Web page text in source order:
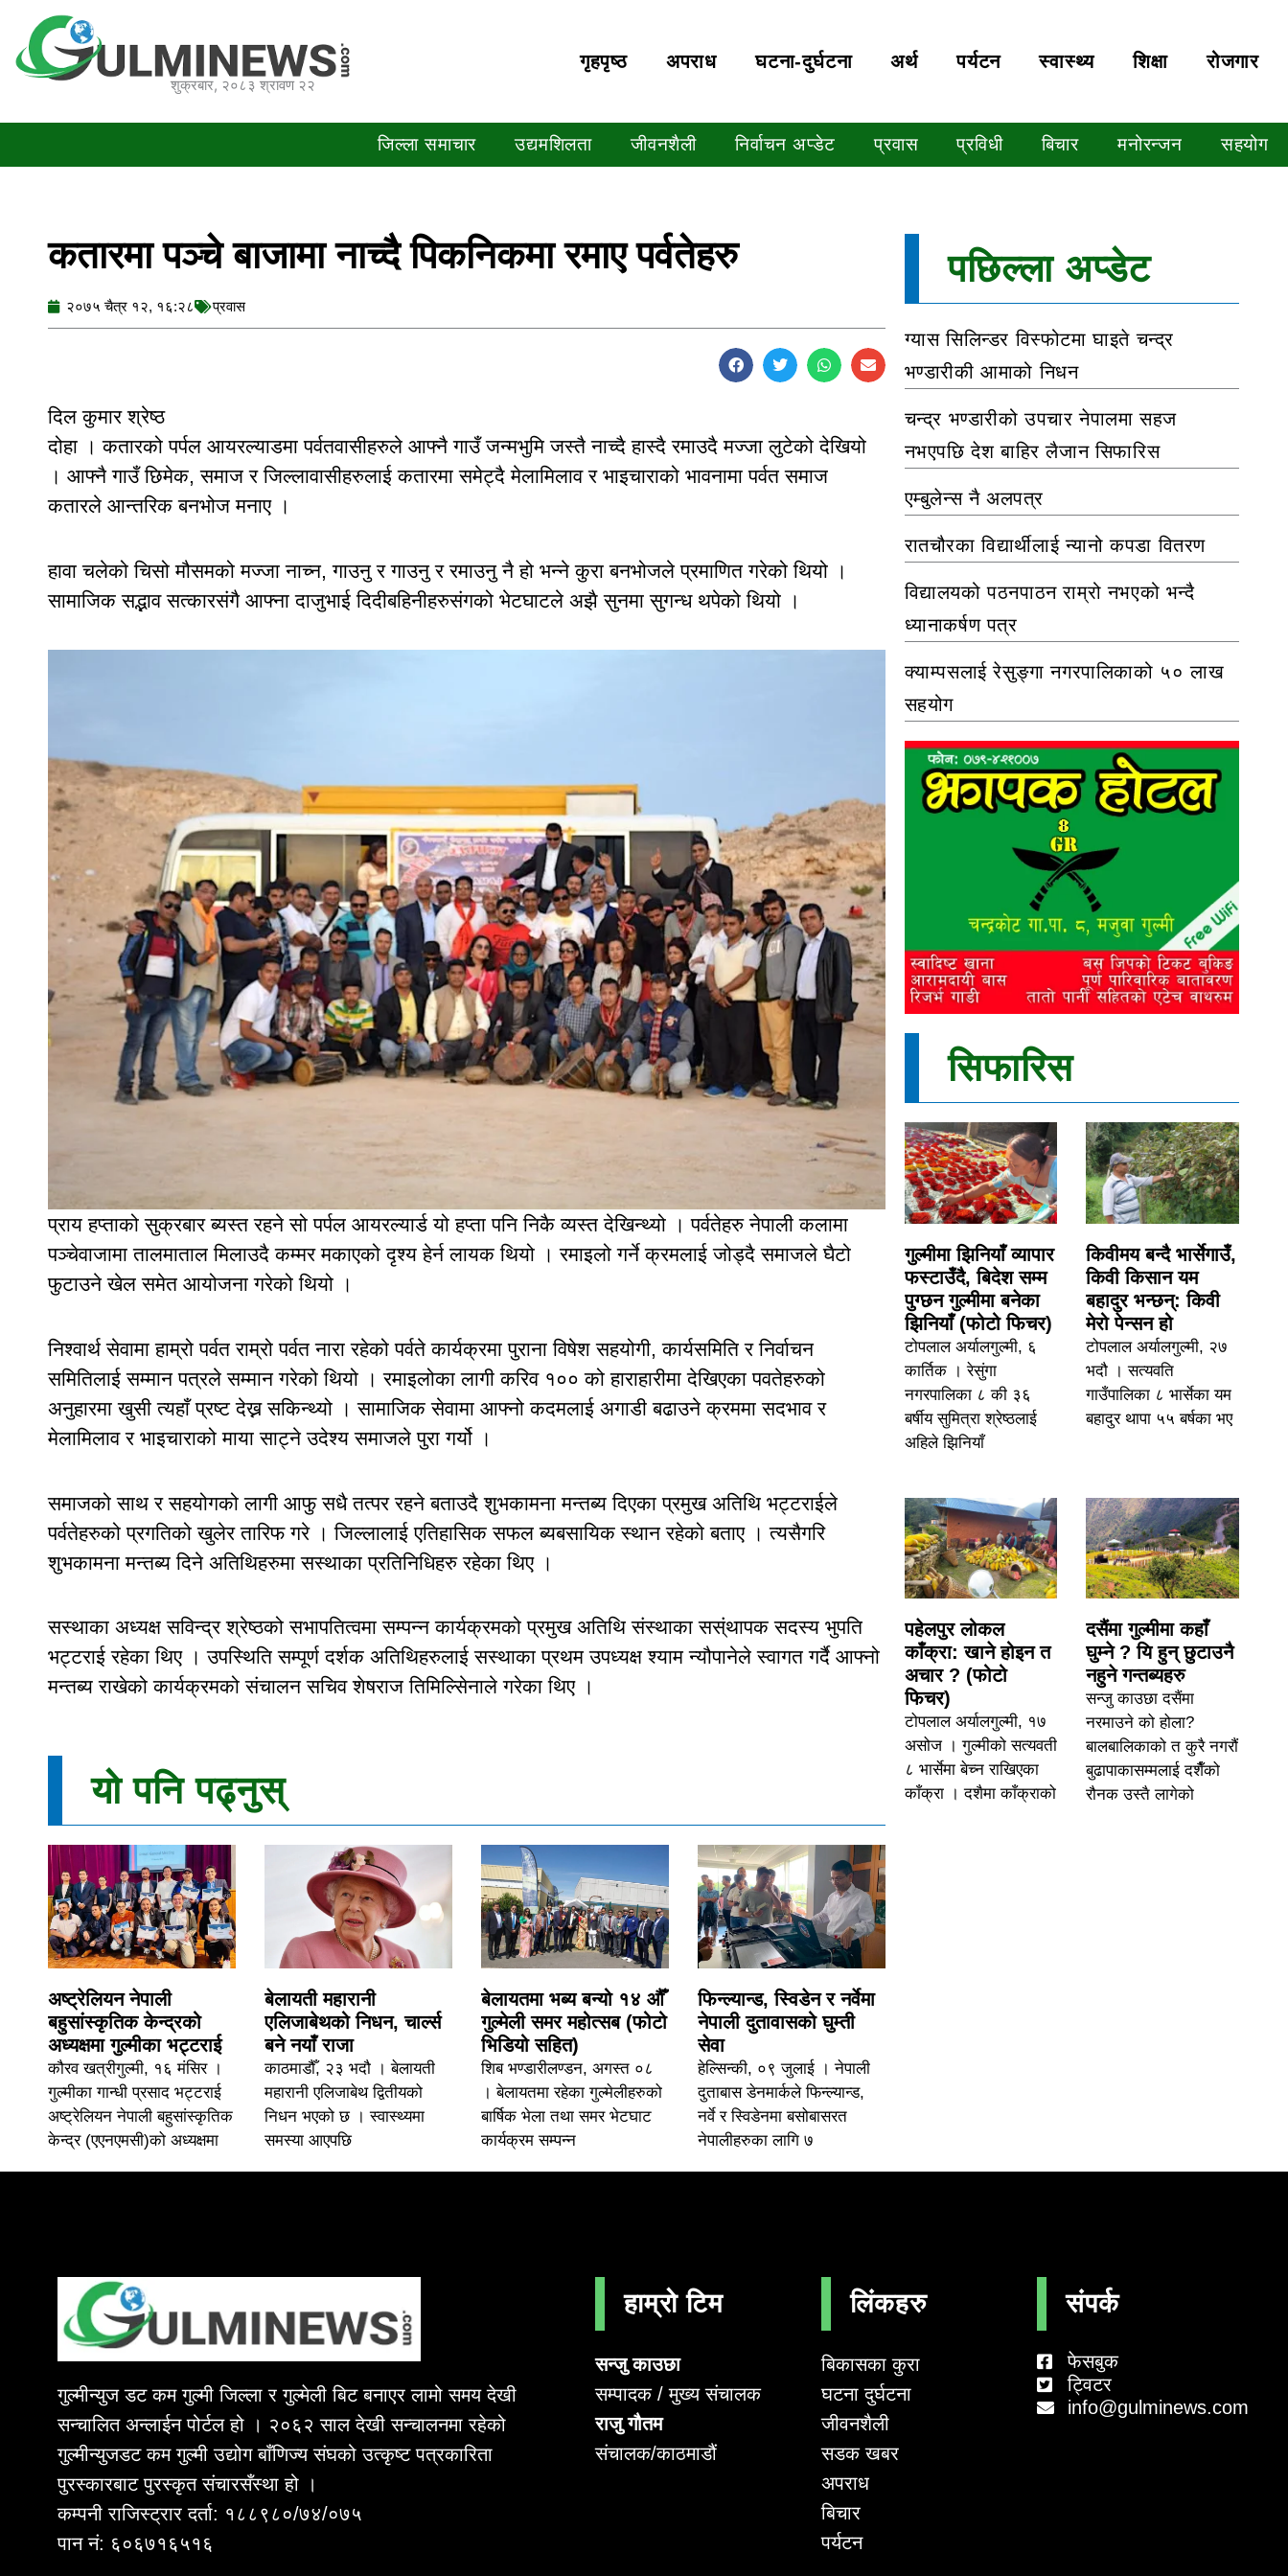
content
शुक्रबार, २०८३ श्रावण २२
गृहपृष्‍ठ अपराध घटना-दुर्घटना अर्थ पर्यटन स्वास्थ्य शिक्षा रोजगार
जिल्ला समाचार उद्यमशिलता जीवनशैली निर्वाचन अप्डेट प्रवास प्रविधी बिचार मनोरन्जन सहयोग
कतारमा पञ्चे बाजामा नाच्दै पिकनिकमा रमाए पर्वतेहरु
२०७५ चैत्र १२, १६:२८ प्रवास
दिल कुमार श्रेष्ठ
दोहा । कतारको पर्पल आयरल्याडमा पर्वतवासीहरुले आफ्नै गाउँ जन्मभुमि जस्तै नाच्दै हास्दै रमाउदै मज्जा लुटेको देखियो
। आफ्नै गाउँ छिमेक, समाज र जिल्लावासीहरुलाई कतारमा समेट्दै मेलामिलाव र भाइचाराको भावनामा पर्वत समाज
कतारले आन्तरिक बनभोज मनाए ।
हावा चलेको चिसो मौसमको मज्जा नाच्न, गाउनु र गाउनु र रमाउनु नै हो भन्ने कुरा बनभोजले प्रमाणित गरेको थियो ।
सामाजिक सद्भाव सत्कारसंगै आफ्ना दाजुभाई दिदीबहिनीहरुसंगको भेटघाटले अझै सुनमा सुगन्ध थपेको थियो ।
प्राय हप्ताको सुक्रबार ब्यस्त रहने सो पर्पल आयरल्यार्ड यो हप्ता पनि निकै व्यस्त देखिन्थ्यो । पर्वतेहरु नेपाली कलामा
पञ्चेवाजामा तालमाताल मिलाउदै कम्मर मकाएको दृश्य हेर्न लायक थियो । रमाइलो गर्ने क्रमलाई जोड्दै समाजले घैटो
फुटाउने खेल समेत आयोजना गरेको थियो ।
निश्वार्थ सेवामा हाम्रो पर्वत राम्रो पर्वत नारा रहेको पर्वते कार्यक्रमा पुराना विषेश सहयोगी, कार्यसमिति र निर्वाचन
समितिलाई सम्मान पत्रले सम्मान गरेको थियो । रमाइलोका लागी करिव १०० को हाराहारीमा देखिएका पवतेहरुको
अनुहारमा खुसी त्यहाँ प्रष्ट देख्न सकिन्थ्यो । सामाजिक सेवामा आफ्नो कदमलाई अगाडी बढाउने क्रममा सदभाव र
मेलामिलाव र भाइचाराको माया साट्ने उदेश्य समाजले पुरा गर्यो ।
समाजको साथ र सहयोगको लागी आफु सधै तत्पर रहने बताउदै शुभकामना मन्तब्य दिएका प्रमुख अतिथि भट्टराईले
पर्वतेहरुको प्रगतिको खुलेर तारिफ गरे । जिल्लालाई एतिहासिक सफल ब्यबसायिक स्थान रहेको बताए । त्यसैगरि
शुभकामना मन्तब्य दिने अतिथिहरुमा सस्थाका प्रतिनिधिहरु रहेका थिए ।
सस्थाका अध्यक्ष सविन्द्र श्रेष्ठको सभापतित्वमा सम्पन्न कार्यक्रमको प्रमुख अतिथि संस्थाका सस्ंथापक सदस्य भुपति
भट्टराई रहेका थिए । उपस्थिति सम्पूर्ण दर्शक अतिथिहरुलाई सस्थाका प्रथम उपध्यक्ष श्याम न्यौपानेले स्वागत गर्दै आफ्नो
मन्तब्य राखेको कार्यक्रमको संचालन सचिव शेषराज तिमिल्सिेनाले गरेका थिए ।
यो पनि पढ्नुस्
अष्ट्रेलियन नेपाली
बहुसांस्कृतिक केन्द्रको
अध्यक्षमा गुल्मीका भट्टराई
कौरव खत्रीगुल्मी, १६ मंसिर ।
गुल्मीका गान्धी प्रसाद भट्टराई
अष्ट्रेलियन नेपाली बहुसांस्कृतिक
केन्द्र (एएनएमसी)को अध्यक्षमा
बेलायती महारानी
एलिजाबेथको निधन, चार्ल्स
बने नयाँ राजा
काठमाडौँ, २३ भदौ । बेलायती
महारानी एलिजाबेथ द्वितीयको
निधन भएको छ । स्वास्थ्यमा
समस्या आएपछि
बेलायतमा भब्य बन्यो १४ औँ
गुल्मेली समर महोत्सब (फोटो
भिडियो सहित)
शिब भण्डारीलण्डन, अगस्त ०८
। बेलायतमा रहेका गुल्मेलीहरुको
बार्षिक भेला तथा समर भेटघाट
कार्यक्रम सम्पन्न
फिन्ल्यान्ड, स्विडेन र नर्वेमा
नेपाली दुतावासको घुम्ती
सेवा
हेल्सिन्की, ०९ जुलाई । नेपाली
दुताबास डेनमार्कले फिन्ल्यान्ड,
नर्वे र स्विडेनमा बसोबासरत
नेपालीहरुका लागि ७
पछिल्ला अप्डेट
ग्यास सिलिन्डर विस्फोटमा घाइते चन्द्र
भण्डारीकी आमाको निधन
चन्द्र भण्डारीको उपचार नेपालमा सहज
नभएपछि देश बाहिर लैजान सिफारिस
एम्बुलेन्स नै अलपत्र
रातचौरका विद्यार्थीलाई न्यानो कपडा वितरण
विद्यालयको पठनपाठन राम्रो नभएको भन्दै
ध्यानाकर्षण पत्र
क्याम्पसलाई रेसुङ्गा नगरपालिकाको ५० लाख
सहयोग
सिफारिस
गुल्मीमा झिनियाँ व्यापार
फस्टाउँदै, बिदेश सम्म
पुग्छन गुल्मीमा बनेका
झिनियाँ (फोटो फिचर)
टोपलाल अर्यालगुल्मी, ६
कार्तिक । रेसुंगा
नगरपालिका ८ की ३६
बर्षीय सुमित्रा श्रेष्ठलाई
अहिले झिनियाँ
किवीमय बन्दै भार्सेगाउँ,
किवी किसान यम
बहादुर भन्छन्: किवी
मेरो पेन्सन हो
टोपलाल अर्यालगुल्मी, २७
भदौ । सत्यवति
गाउँपालिका ८ भार्सेका यम
बहादुर थापा ५५ बर्षका भए
पहेलपुर लोकल
काँक्रा: खाने होइन त
अचार ? (फोटो
फिचर)
टोपलाल अर्यालगुल्मी, १७
असोज । गुल्मीको सत्यवती
८ भार्सेमा बेच्न राखिएका
काँक्रा । दशैमा काँक्राको
दसैंमा गुल्मीमा कहाँ
घुम्ने ? यि हुन् छुटाउनै
नहुने गन्तब्यहरु
सन्जु काउछा दसैंमा
नरमाउने को होला?
बालबालिकाको त कुरै नगरौं
बुढापाकासम्मलाई दशैँको
रौनक उस्तै लागेको
गुल्मीन्युज डट कम गुल्मी जिल्ला र गुल्मेली बिट बनाएर लामो समय देखी
सन्चालित अन्लाईन पोर्टल हो । २०६२ साल देखी सन्चालनमा रहेको
गुल्मीन्युजडट कम गुल्मी उद्योग बाँणिज्य संघको उत्कृष्ट पत्रकारिता
पुरस्कारबाट पुरस्कृत संचारसँस्था हो ।
कम्पनी राजिस्ट्रार दर्ता: १८८९८०/७४/०७५
पान नं: ६०६७१६५१६
हाम्रो टिम
सन्जु काउछा
सम्पादक / मुख्य संचालक
राजु गौतम
संचालक/काठमाडौं
लिंकहरु
बिकासका कुरा
घटना दुर्घटना
जीवनशैली
सडक खबर
अपराध
बिचार
पर्यटन
संपर्क
फेसबुक
ट्विटर
info@gulminews.com